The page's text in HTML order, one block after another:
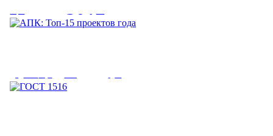
Июнь 2017 года
АПК: Топ-15 проектов года